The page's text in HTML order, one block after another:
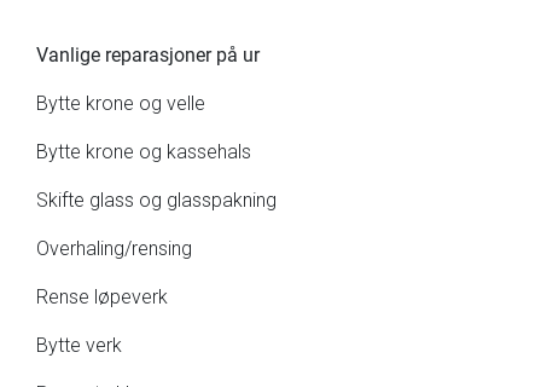
Vanlige reparasjoner på ur
Bytte krone og velle
Bytte krone og kassehals
Skifte glass og glasspakning
Overhaling/rensing
Rense løpeverk
Bytte verk